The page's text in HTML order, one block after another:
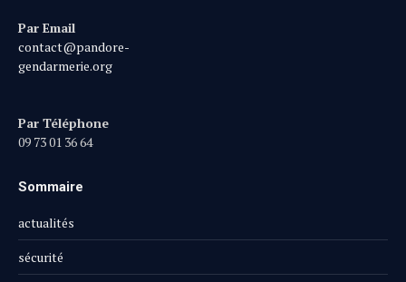
Par Email
contact@pandore-
gendarmerie.org
Par Téléphone
09 73 01 36 64
Sommaire
actualités
sécurité